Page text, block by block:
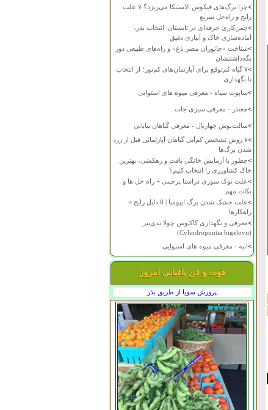
>
چرا برگ‌های فیکوس الاستیکا می‌ریزد؟ ۷ علت
رایج و راه‌حل سریع
>چمن‌کاری حرفه‌ای در تابستان: انتخاب بذر،
آماده‌سازی خاک و آبیاری دقیق
>شناخت «جانوران مضر باغ» و راه‌های طبیعی دور
نگه‌داشتنشان
>
۷ گیاه کم‌توقع برای آپارتمان‌های کم‌نور؛ از انتخاب
تا نگهداری
>ساپوت سیاه - معرفی میوه های استوایی
>چغندر - معرفی سبزی جات
>سالت‌بوش چهاربال - معرفی گیاهان بیابانی
>
۷ روش تشخیص کم‌آبی گیاهان آپارتمانی قبل از زرد
شدن برگ‌ها
>چطور با آزمایش خانگی بافت و زهکشی، بهترین
خاک کشاورزی را انتخاب کنیم؟
>علت نوک سوزی دراسنا پرچمی + راه حل ها و
نکات مهم
>
علت خشک شدن برگ ایپومیا | 8 دلیل رایج +
راهکارها
>معرفی و نگهداری کاکتوس چولا تدی‌بیر
(Cylindropuntia bigelovii)
>انبه - معرفی میوه های استوایی
فوت و فن باغبانی امروز
پرورش سویا از طریق بذر